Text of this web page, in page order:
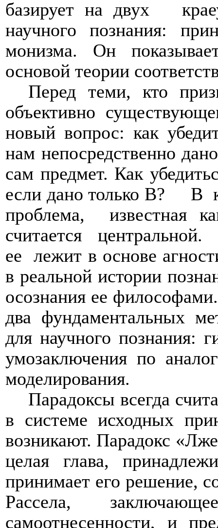
базирует на двух
научного познания:
монизма. Он
основой теории
Перед теми, кто
объективно
новый вопрос: как
нам непосредственно
сам предмет. Как
если дано только В?
В
проблема,
известная
считается
центральной.
ее
лежит в основе
в реальной истории
осознания ее
два фундаментальных
для научного познания:
умозаключения по
моделирования.
Парадоксы всегда
в системе исходных
возникают. Парадокс
целая глава,
принимает его решение,
Рассела,
самоотнесенности, и